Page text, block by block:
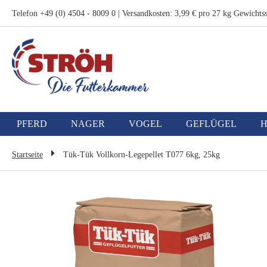
Telefon +49 (0) 4504 - 8009 0 | Versandkosten: 3,99 € pro 27 kg
Zum
Inhalt
springen
PFERD NAGER VOGEL GEFLÜGEL
Startseite Tük-Tük Vollkorn-Legepellet T077 6kg, 25kg